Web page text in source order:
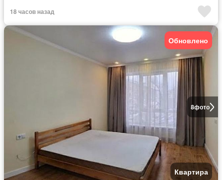
18 часов назад
8фото
Обновлено
Квартира